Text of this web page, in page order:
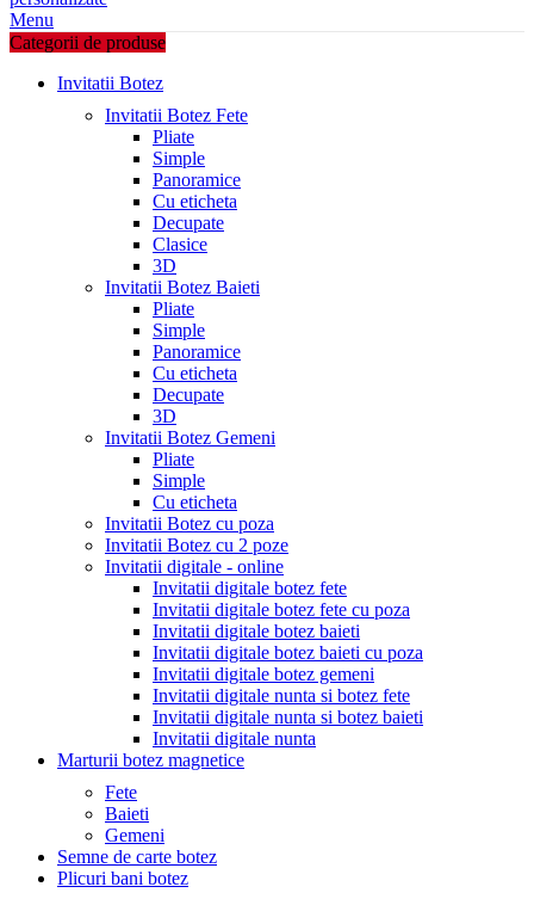
Menu
Categorii de produse
Invitatii Botez
Invitatii Botez Fete
Pliate
Simple
Panoramice
Cu eticheta
Decupate
Clasice
3D
Invitatii Botez Baieti
Pliate
Simple
Panoramice
Cu eticheta
Decupate
3D
Invitatii Botez Gemeni
Pliate
Simple
Cu eticheta
Invitatii Botez cu poza
Invitatii Botez cu 2 poze
Invitatii digitale - online
Invitatii digitale botez fete
Invitatii digitale botez fete cu poza
Invitatii digitale botez baieti
Invitatii digitale botez baieti cu poza
Invitatii digitale botez gemeni
Invitatii digitale nunta si botez fete
Invitatii digitale nunta si botez baieti
Invitatii digitale nunta
Marturii botez magnetice
Fete
Baieti
Gemeni
Semne de carte botez
Plicuri bani botez